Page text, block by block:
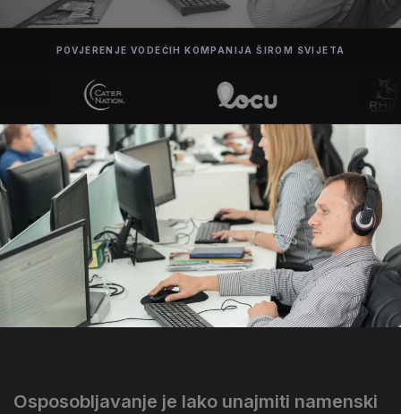
POVJERENJE VODEĆIH KOMPANIJA ŠIROM SVIJETA
Osposobljavanje je lako unajmiti namenski